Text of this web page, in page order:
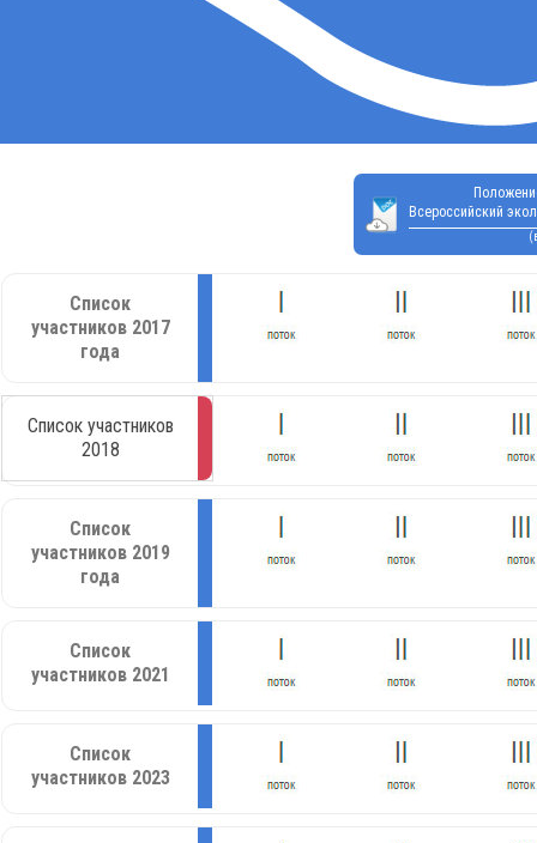
Всероссийский
Список
участников 2017
года
Список участников
2018
Список
участников 2019
года
Список
участников 2021
Список
участников 2023